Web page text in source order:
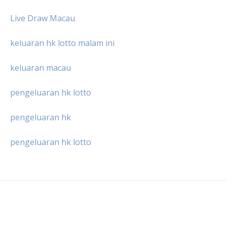
Live Draw Macau
keluaran hk lotto malam ini
keluaran macau
pengeluaran hk lotto
pengeluaran hk
pengeluaran hk lotto